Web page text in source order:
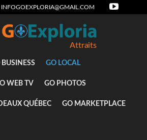
INFOGOEXPLORIA@GMAIL.COM
Attraits
BUSINESS GO LOCAL
WEB TV GO PHOTOS
QUÉBEC GO MARKETPLACE